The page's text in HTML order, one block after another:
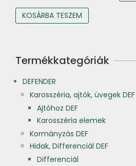
KOSÁRBA TESZEM
Termékkategóriák
DEFENDER
Karosszéria, ajtók, üvegek DEF
Ajtóhoz DEF
Karosszéria elemek
Kormányzás DEF
Hidak, Differenciál DEF
Differenciál